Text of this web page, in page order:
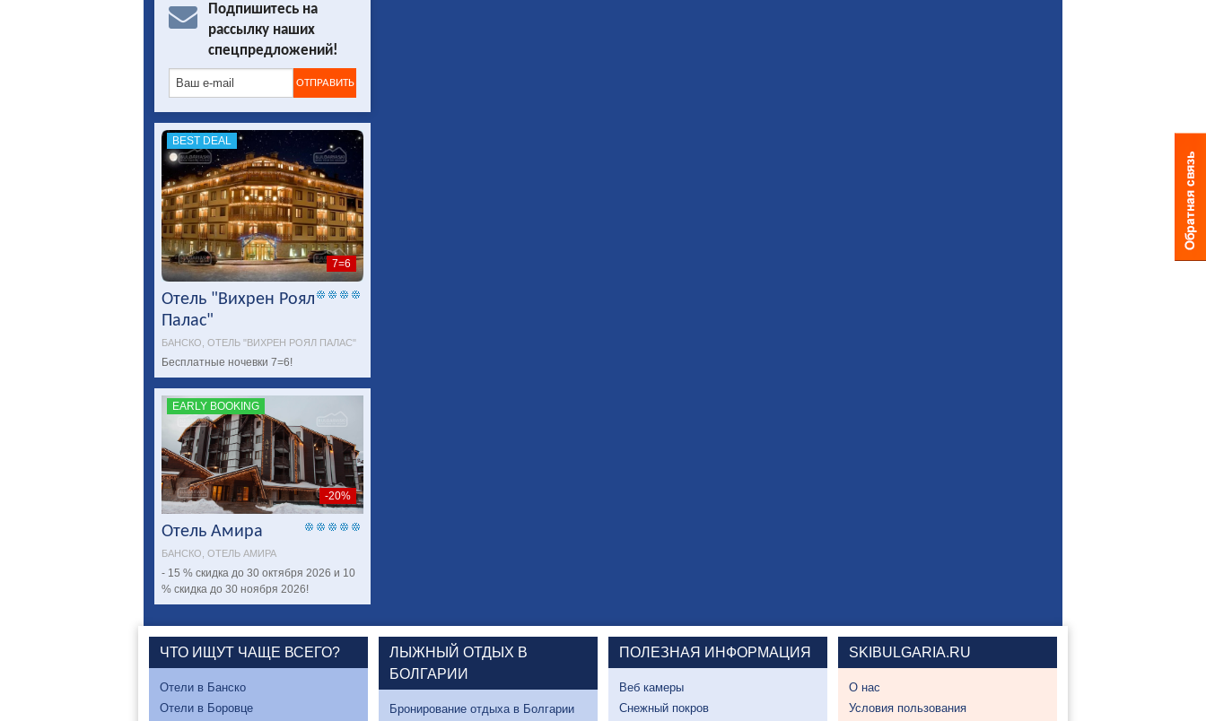
Подпишитесь на
рассылку наших
спецпредложений!
BEST DEAL
7=6
Отель "Вихрен Роял
Палас"
БАНСКО, ОТЕЛЬ "ВИХРЕН РОЯЛ ПАЛАС"
Бесплатные ночевки 7=6!
EARLY BOOKING
-20%
Отель Амира
БАНСКО, ОТЕЛЬ АМИРА
- 15 % скидка до 30 октября 2026 и 10
% скидка до 30 ноября 2026!
ЧТО ИЩУТ ЧАЩЕ ВСЕГО?
Отели в Банско
Отели в Боровце
ЛЫЖНЫЙ ОТДЫХ В
БОЛГАРИИ
Бронирование отдыха в Болгарии
ПОЛЕЗНАЯ ИНФОРМАЦИЯ
Веб камеры
Снежный покров
SKIBULGARIA.RU
О нас
Условия пользования